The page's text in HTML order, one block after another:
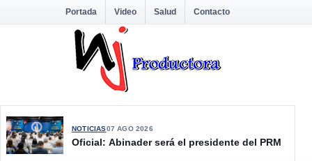
Portada Video Salud Contacto
NOTICIAS07 AGO 2026
Oficial: Abinader será el presidente del PRM